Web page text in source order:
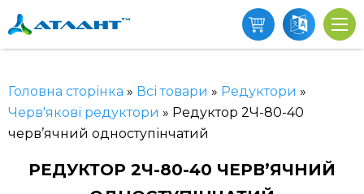
Головна сторінка » Всі товари » Редуктори »
Черв'якові редуктори » Редуктор 2Ч-80-40
черв’ячний одноступінчатий
РЕДУКТОР 2Ч-80-40 ЧЕРВ’ЯЧНИЙ